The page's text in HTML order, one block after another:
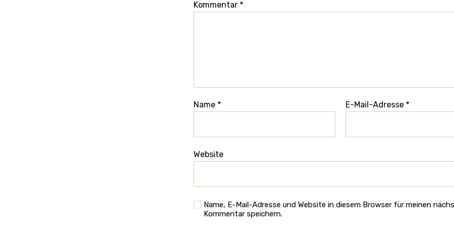
Kommentar *
Name * E-Mail-Adresse *
Website
Name, E-Mail-Adresse und Website in diesem Browser für meinen
Kommentar speichern.